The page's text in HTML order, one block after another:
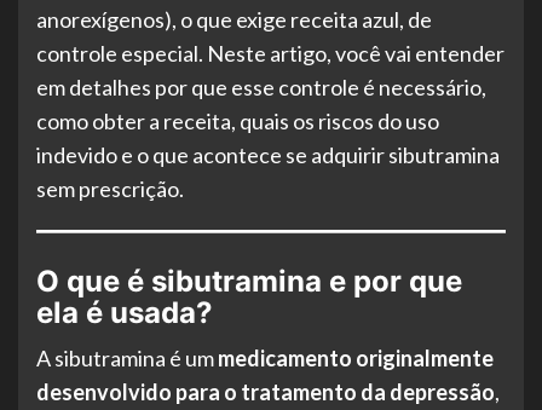
anorexígenos), o que exige receita azul, de
controle especial. Neste artigo, você vai entender
em detalhes por que esse controle é necessário,
como obter a receita, quais os riscos do uso
indevido e o que acontece se adquirir sibutramina
sem prescrição.
O que é sibutramina e por que
ela é usada?
A sibutramina é ummedicamento originalmente
desenvolvido para o tratamento da depressão,